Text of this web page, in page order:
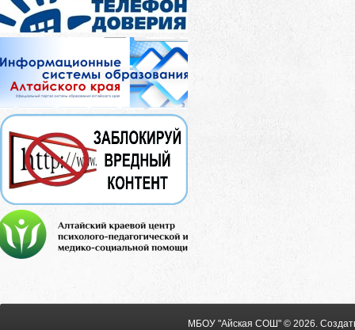
МБОУ "Айская СОШ" © 2026.